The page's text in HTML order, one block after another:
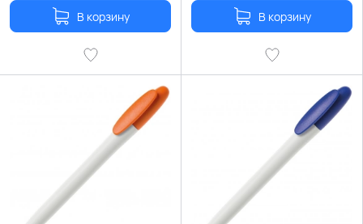
В корзину В корзину